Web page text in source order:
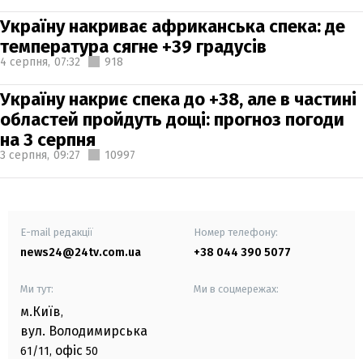
Україну накриває африканська спека: де
температура сягне +39 градусів
4 серпня, 07:32 918
Україну накриє спека до +38, але в частині
областей пройдуть дощі: прогноз погоди
на 3 серпня
3 серпня, 09:27 10997
E-mail редакції
news24@24tv.com.ua
Номер телефону:
+38 044 390 5077
Ми тут:
м.Київ,
вул. Володимирська
61/11, офіс 50
Ми в соцмережах: